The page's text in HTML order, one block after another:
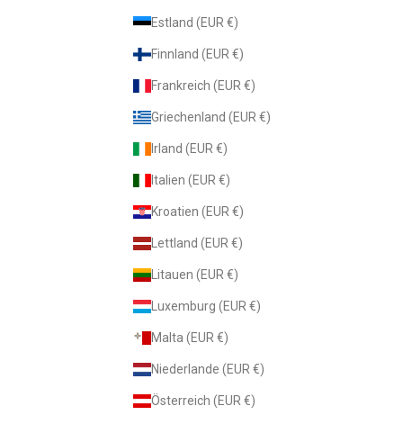
Estland (EUR €)
Finnland (EUR €)
Frankreich (EUR €)
Griechenland (EUR €)
Irland (EUR €)
Italien (EUR €)
Kroatien (EUR €)
Lettland (EUR €)
Litauen (EUR €)
Luxemburg (EUR €)
Malta (EUR €)
Niederlande (EUR €)
Österreich (EUR €)